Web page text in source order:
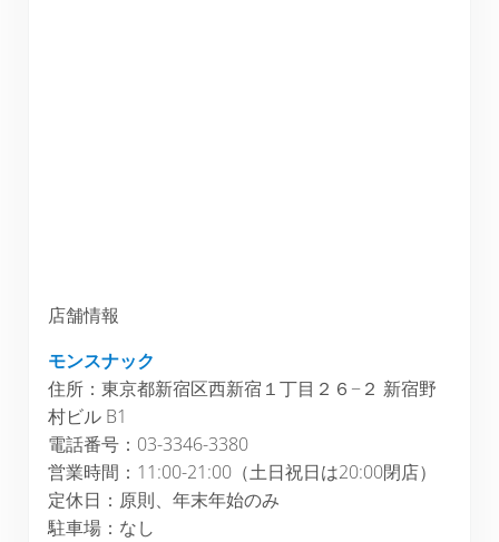
店舗情報
モンスナック
住所：東京都新宿区西新宿１丁目２６−２ 新宿野
村ビル B1
電話番号：03-3346-3380
営業時間：11:00-21:00（土日祝日は20:00閉店）
定休日：原則、年末年始のみ
駐車場：なし